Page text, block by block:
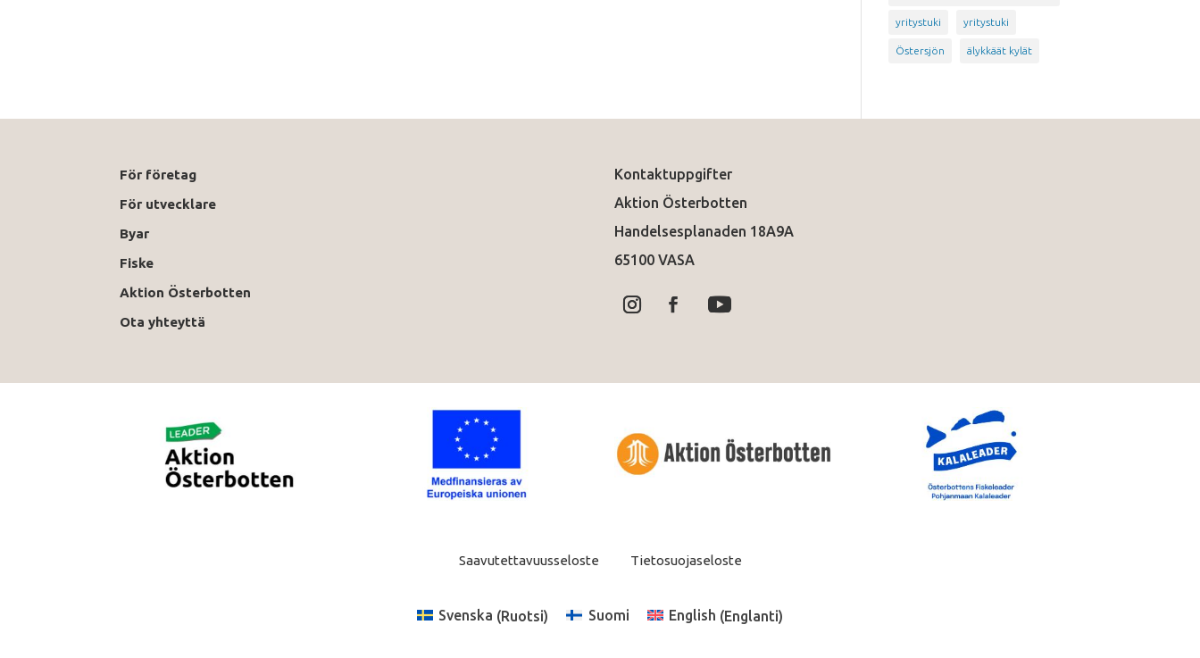
yritystuki yritystuki
Östersjön älykkäät kylät
För företag
För utvecklare
Byar
Fiske
Aktion Österbotten
Ota yhteyttä
Kontaktuppgifter
Aktion Österbotten
Handelsesplanaden 18A9A
65100 VASA
Saavutettavuusseloste Tietosuojaseloste
Svenska (Ruotsi) Suomi English (Englanti)